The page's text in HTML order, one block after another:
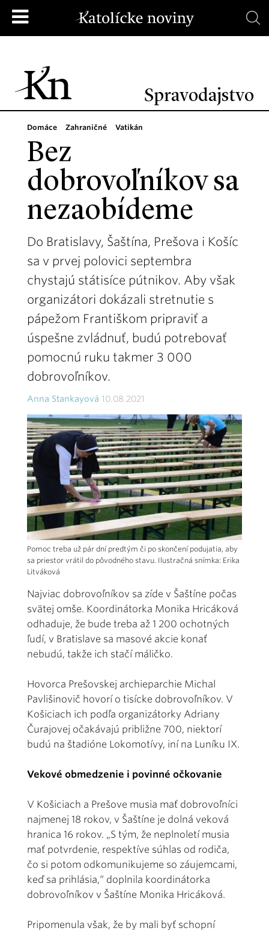
Spravodajstvo
Domáce Zahraničné Vatikán
Bez
dobrovoľníkov sa
nezaobídeme
Do Bratislavy, Šaštína, Prešova i Košíc
sa v prvej polovici septembra
chystajú státisíce pútnikov. Aby však
organizátori dokázali stretnutie s
pápežom Františkom pripraviť a
úspešne zvládnuť, budú potrebovať
pomocnú ruku takmer 3 000
dobrovoľníkov.
Anna Stankayová 10.08.2021
Pomoc treba už pár dní predtým či po skončení podujatia, aby
sa priestor vrátil do pôvodného stavu. Ilustračná snímka: Erika
Litváková
Najviac dobrovoľníkov sa zíde v Šaštíne počas
svätej omše. Koordinátorka Monika Hricáková
odhaduje, že bude treba až 1 200 ochotných
ľudí, v Bratislave sa masové akcie konať
nebudú, takže ich stačí máličko.
Hovorca Prešovskej archieparchie Michal
Pavlišinovič hovorí o tisícke dobrovoľníkov. V
Košiciach ich podľa organizátorky Adriany
Čurajovej očakávajú približne 700, niektorí
budú na štadióne Lokomotívy, iní na Luníku IX.
Vekové obmedzenie i povinné očkovanie
V Košiciach a Prešove musia mať dobrovoľníci
najmenej 18 rokov, v Šaštíne je dolná veková
hranica 16 rokov. „S tým, že neplnoletí musia
mať potvrdenie, respektíve súhlas od rodiča,
čo si potom odkomunikujeme so záujemcami,
keď sa prihlásia,“ doplnila koordinátorka
dobrovoľníkov v Šaštíne Monika Hricáková.
Pripomenula však, že by mali byť schopní